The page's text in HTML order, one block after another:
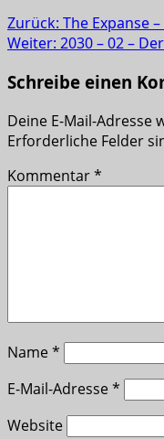
Zurück: The Expanse
Weiter: 2030 – 02 –
Schreibe einen
Deine E-Mail-
Erforderliche Felder
Kommentar*
Name*
E-Mail-Adresse*
Website